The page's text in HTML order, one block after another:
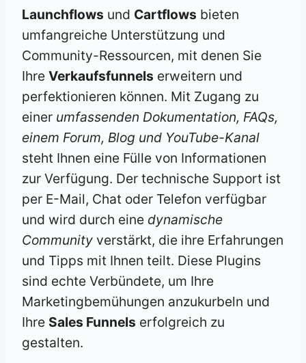
Launchflows und Cartflows bieten
umfangreiche Unterstützung und
Community-Ressourcen, mit denen Sie
Ihre Verkaufsfunnels erweitern und
perfektionieren können. Mit Zugang zu
einer umfassenden Dokumentation, FAQs,
einem Forum, Blog und YouTube-Kanal
steht Ihnen eine Fülle von Informationen
zur Verfügung. Der technische Support ist
per E-Mail, Chat oder Telefon verfügbar
und wird durch eine dynamische
Community verstärkt, die ihre Erfahrungen
und Tipps mit Ihnen teilt. Diese Plugins
sind echte Verbündete, um Ihre
Marketingbemühungen anzukurbeln und
Ihre Sales Funnels erfolgreich zu
gestalten.